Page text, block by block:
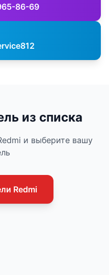
86-69
из списка
и выберите вашу
Redmi